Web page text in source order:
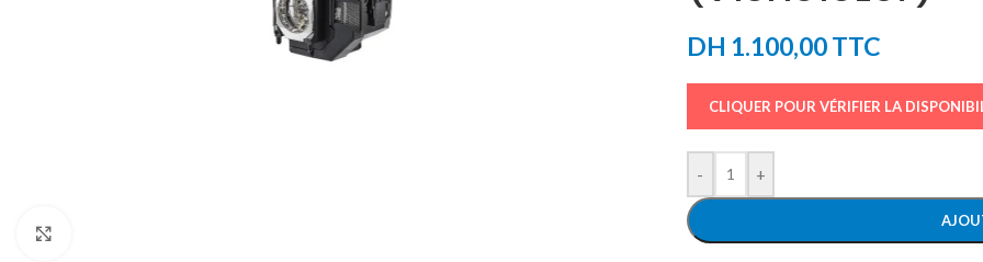
DH 1.100,00TTC
CLIQUER POUR VÉRIFIER LA
- +